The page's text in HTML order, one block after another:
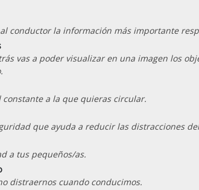
conductor la información más importante
vas a poder visualizar en una imagen los
a la que quieras circular.
que ayuda a reducir las distracciones
a tus pequeños/as.
distraernos cuando conducimos.